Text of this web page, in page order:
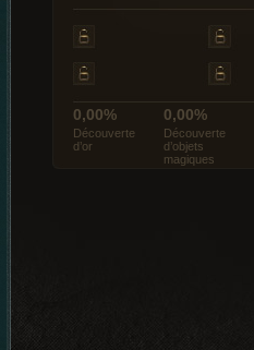
0,00%
Découverte
d’or
0,00%
Découverte
d’objets
magiques